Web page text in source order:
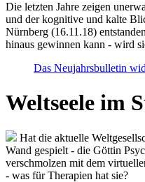
Die letzten Jahre zeigen
und der kognitive und kalte
Nürnberg (16.11.18)
hinaus gewinnen kann - wird
Das Neujahrsbulletin
Weltseele im
Hat die aktuelle
Wand gespielt - die Göttin
verschmolzen mit dem
- was für Therapien hat sie?